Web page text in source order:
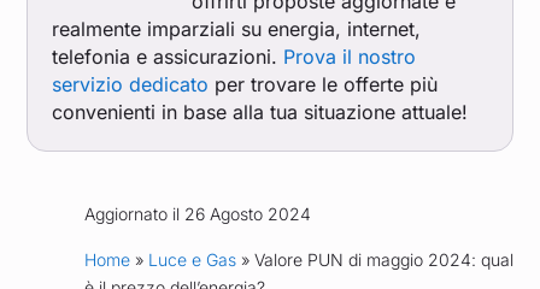
realmente imparziali su energia, internet,
telefonia e assicurazioni. Prova il nostro
servizio dedicato per trovare le offerte più
convenienti in base alla tua situazione attuale!
Aggiornato il 26 Agosto 2024
Home» Luce e Gas» Valore PUN di maggio 2024: qual